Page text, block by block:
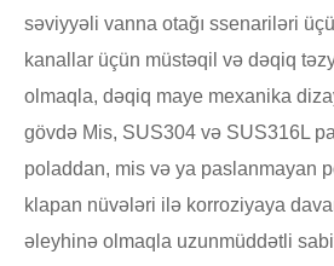
səviyyəli vanna otağı ssenariləri
kanallar üçün müstəqil və dəqiq
olmaqla, dəqiq maye mexanika
gövdə Mis, SUS304 və SUS316L
poladdan, mis və ya paslanmayan
klapan nüvələri ilə korroziyaya
əleyhinə olmaqla uzunmüddətli